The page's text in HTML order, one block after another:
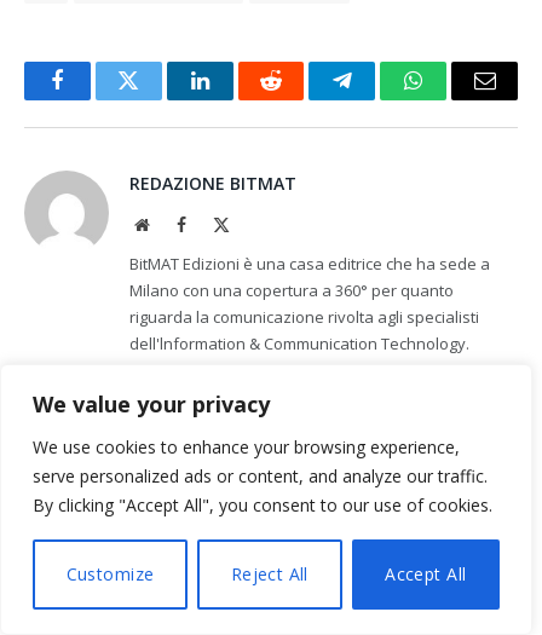
We value your privacy
We use cookies to enhance your browsing experience,
serve personalized ads or content, and analyze our traffic.
By clicking "Accept All", you consent to our use of cookies.
Customize Reject All Accept All
FacebookTwitter LinkedInReddit TelegramWhatsAppEmail
REDAZIONE BITMAT
WebsiteFacebook
BitMAT Edizioni è una casa editrice che ha sede a
Milano con una copertura a 360° per quanto
riguarda la comunicazione rivolta agli specialisti
dell'lnformation & Communication Technology.